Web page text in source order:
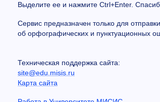
Выделите ее и нажмите Ctrl+Enter.
Сервис предназначен только для
об орфографических и пунктуационных
Техническая поддержка сайта:
site@edu.misis.ru
Карта сайта